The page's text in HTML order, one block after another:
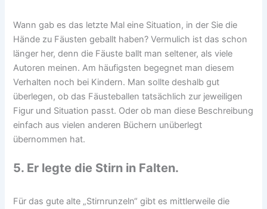
Wann gab es das letzte Mal eine Situation, in der Sie die
Hände zu Fäusten geballt haben? Vermulich ist das schon
länger her, denn die Fäuste ballt man seltener, als viele
Autoren meinen. Am häufigsten begegnet man diesem
Verhalten noch bei Kindern. Man sollte deshalb gut
überlegen, ob das Fäusteballen tatsächlich zur jeweiligen
Figur und Situation passt. Oder ob man diese Beschreibung
einfach aus vielen anderen Büchern unüberlegt
übernommen hat.
5. Er legte die Stirn in Falten.
Für das gute alte „Stirnrunzeln“ gibt es mittlerweile die